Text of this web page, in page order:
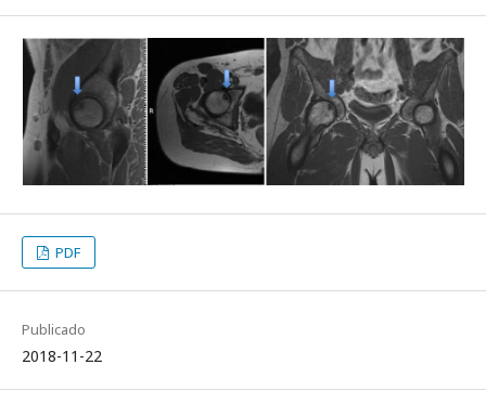
PDF
Publicado
2018-11-22